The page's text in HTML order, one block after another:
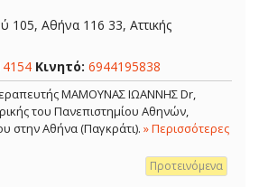
105, Αθήνα 116 33, Αττικής
Κινητό: 6944195838
ΜΑΜΟΥΝΑΣ ΙΩΑΝΝΗΣ Dr,
του Πανεπιστημίου Αθηνών,
στην Αθήνα (Παγκράτι). » Περισσότερες
Προτεινόμενα